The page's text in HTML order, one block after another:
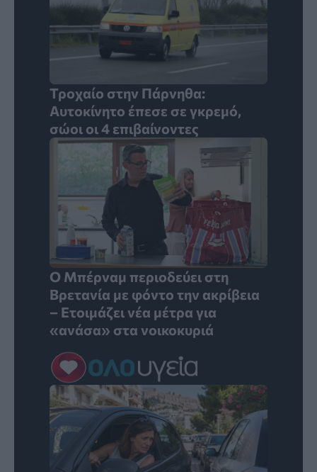
Τροχαίο στην Πάρνηθα:
Αυτοκίνητο έπεσε σε γκρεμό,
σώοι οι 4 επιβαίνοντες
Ο Μπέρναμ περιοδεύει στη
Βρετανία με φόντο την ακρίβεια
– Ετοιμάζει νέα μέτρα για
«ανάσα» στα νοικοκυριά